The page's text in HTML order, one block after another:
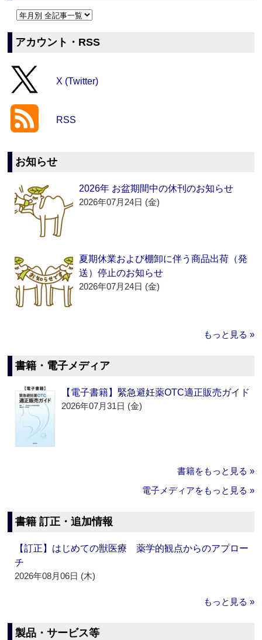
アカウント・RSS
X (Twitter)
RSS
お知らせ
2026年 お盆期間中の休刊のお知らせ
2026年07月24日 (金)
夏期休業および棚卸に伴う商品出荷（発
送）停止のお知らせ
2026年07月24日 (金)
もっと見る »
書籍・電子メディア
【電子書籍】緊急避妊薬OTC適正販売ガイド
2026年07月31日 (金)
書籍をもっと見る »
電子メディアをもっと見る »
書籍 訂正・追加情報
【訂正】はじめての獣医療 薬学的観点からのアプロー
チ
2026年08月06日 (木)
もっと見る »
製品・サービス等